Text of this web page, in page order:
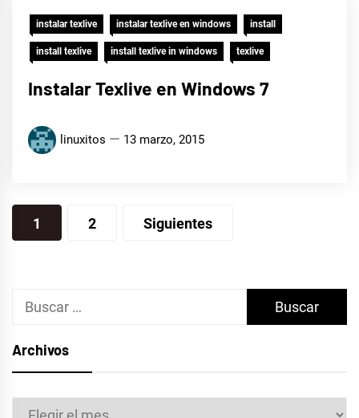
instalar texlive instalar texlive en windows install
install texlive install texlive in windows texlive
Instalar Texlive en Windows 7
linuxitos 13 marzo, 2015
Paginación
de
1 2 Siguientes
Buscar:
Archivos
Archivos